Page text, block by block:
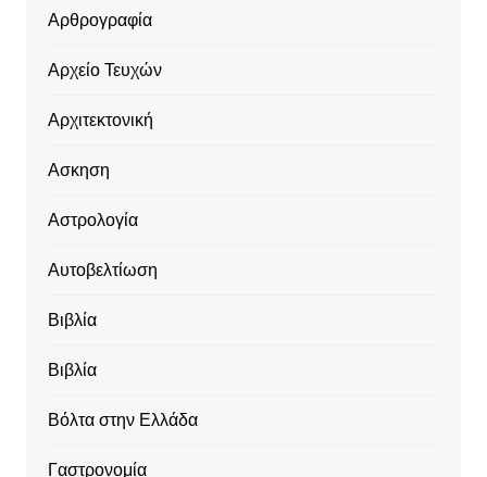
Αρθρογραφία
Αρχείο Τευχών
Αρχιτεκτονική
Ασκηση
Αστρολογία
Αυτοβελτίωση
Βιβλία
Βιβλία
Βόλτα στην Ελλάδα
Γαστρονομία